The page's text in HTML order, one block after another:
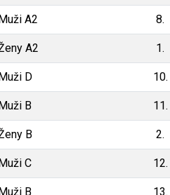
A2 8.
A2 1.
D 10.
B 11.
B 2.
C 12.
B 13.